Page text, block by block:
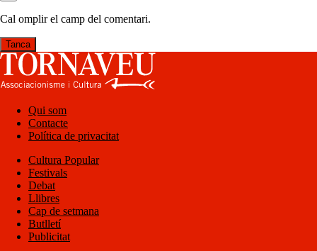
Cal omplir el camp del comentari.
Tanca
Qui som
Contacte
Política de privacitat
Cultura Popular
Festivals
Debat
Llibres
Cap de setmana
Butlletí
Publicitat